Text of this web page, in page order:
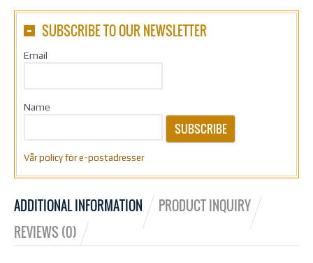
SUBSCRIBE TO OUR NEWSLETTER
Email
Name
SUBSCRIBE
Vår policy för e-postadresser
ADDITIONAL INFORMATION
PRODUCT INQUIRY
REVIEWS (0)